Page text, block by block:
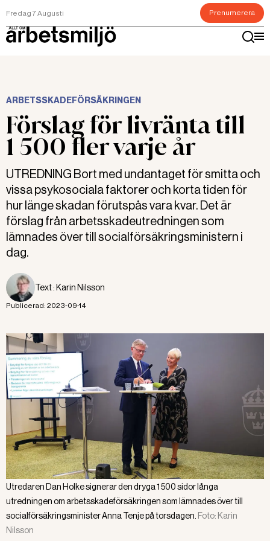
Fredag 7 Augusti Prenumerera
ARBETSSKADEFÖRSÄKRINGEN
Förslag för livränta till
1 500 fler varje år
UTREDNING Bort med undantaget för smitta och
vissa psykosociala faktorer och korta tiden för
hur länge skadan förutspås vara kvar. Det är
förslag från arbetsskadeutredningen som
lämnades över till socialförsäkringsministern i
dag.
Text : Karin Nilsson
Publicerad: 2023-09-14
Utredaren Dan Holke signerar den dryga 1 500 sidor långa
utredningen om arbetsskadeförsäkringen som lämnades över till
socialförsäkringsminister Anna Tenje på torsdagen. Foto: Karin
Nilsson